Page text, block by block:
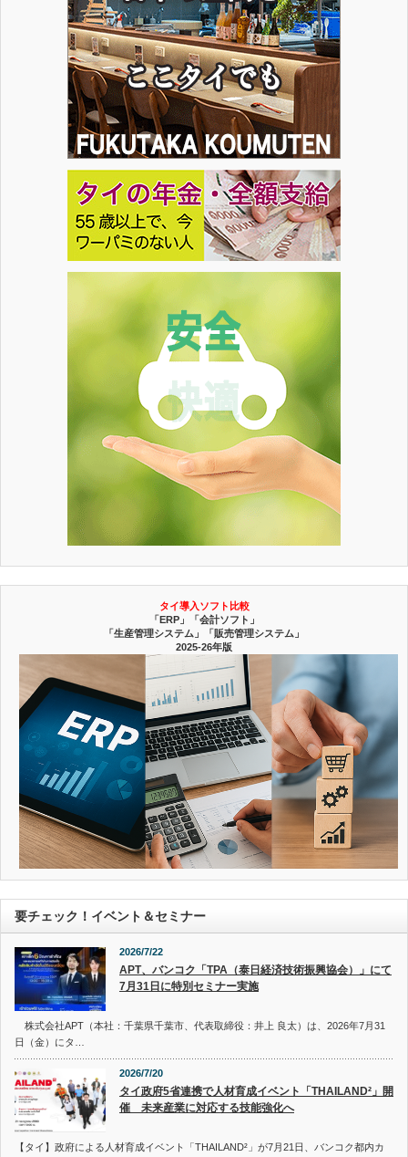
タイ導入ソフト比較
「ERP」「会計ソフト」
「生産管理システム」「販売管理システム」
2025-26年版
要チェック！イベント＆セミナー
2026/7/22
APT、バンコク「TPA（泰日経済技術振興協会）」にて
7月31日に特別セミナー実施
株式会社APT（本社：千葉県千葉市、代表取締役：井上 良太）は、2026年7月31
日（金）にタ…
2026/7/20
タイ政府5省連携で人材育成イベント「THAILAND²」開
催 未来産業に対応する技能強化へ
【タイ】政府による人材育成イベント「THAILAND²」が7月21日、バンコク都内カ